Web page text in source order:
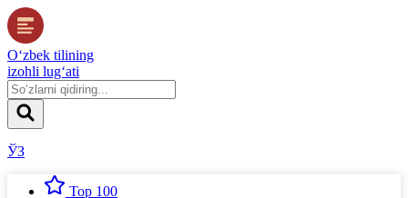
O‘zbek tilining
izohli lug‘ati
ЎЗ
Top 100